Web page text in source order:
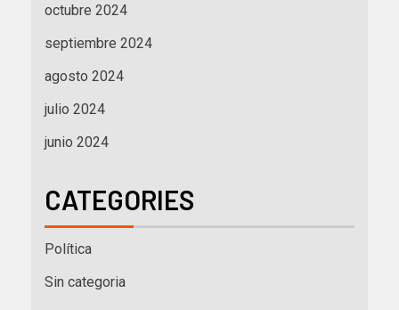
octubre 2024
septiembre 2024
agosto 2024
julio 2024
junio 2024
CATEGORIES
Política
Sin categoria